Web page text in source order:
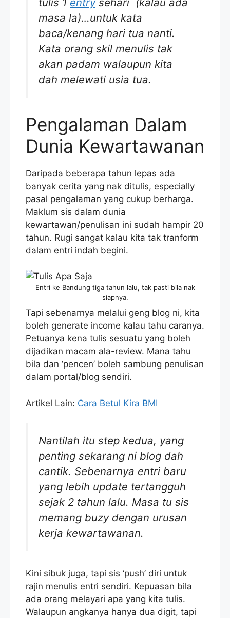
masa la)…untuk kata
baca/kenang hari tua nanti.
Kata orang skil menulis tak
akan padam walaupun kita
dah melewati usia tua.
Pengalaman Dalam
Dunia Kewartawanan
Daripada beberapa tahun lepas ada
banyak cerita yang nak ditulis, especially
pasal pengalaman yang cukup berharga.
Maklum sis dalam dunia
kewartawan/penulisan ini sudah hampir 20
tahun. Rugi sangat kalau kita tak tranform
dalam entri indah begini.
Entri ke Bandung tiga tahun lalu, tak pasti bila nak
siapnya.
Tapi sebenarnya melalui geng blog ni, kita
boleh generate income kalau tahu caranya.
Petuanya kena tulis sesuatu yang boleh
dijadikan macam ala-review. Mana tahu
bila dan ‘pencen’ boleh sambung penulisan
dalam portal/blog sendiri.
Artikel Lain: Cara Betul Kira BMI
Nantilah itu step kedua, yang
penting sekarang ni blog dah
cantik. Sebenarnya entri baru
yang lebih update tertangguh
sejak 2 tahun lalu. Masa tu sis
memang buzy dengan urusan
kerja kewartawanan.
Kini sibuk juga, tapi sis ‘push’ diri untuk
rajin menulis entri sendiri. Kepuasan bila
ada orang melayari apa yang kita tulis.
Walaupun angkanya hanya dua digit, tapi